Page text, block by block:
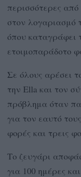
περισσότερες
στον λογαριασμό
όπου καταγράφει
ετοιμοπαράδοτο
Σε όλους αρέσει
την Ella και τον
πρόβλημα όταν
για τον εαυτό
φορές και τρεις
Το ζευγάρι
για 100 ημέρες